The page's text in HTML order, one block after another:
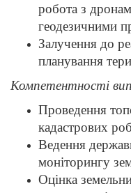
робота з
геодезичними
Залучення до
планування
Компетентності
Проведення
кадастрових
Ведення
моніторингу
Оцінка